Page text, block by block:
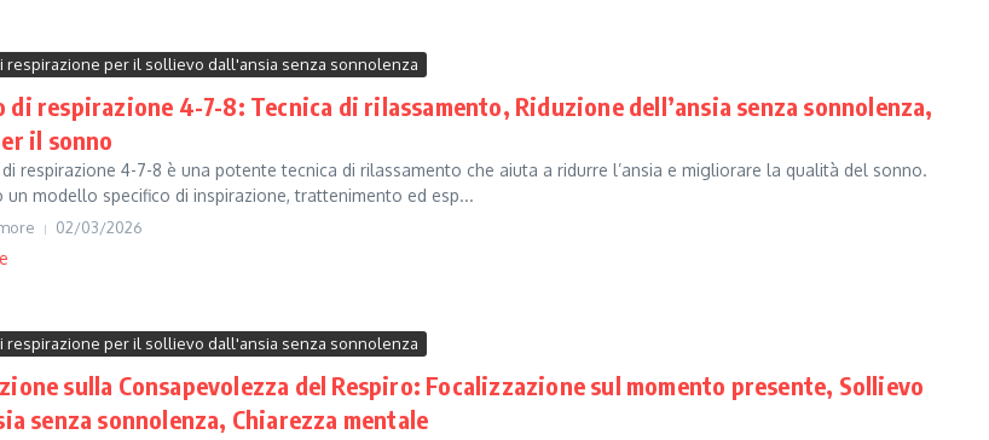
respirazione per il sollievo dall'ansia senza sonnolenza
di respirazione 4-7-8: Tecnica di rilassamento, Riduzione dell’ansia senza sonnolenza,
il sonno
respirazione 4-7-8 è una potente tecnica di rilassamento che aiuta a ridurre l’ansia e migliorare la qualità del sonno.
un modello specifico di inspirazione, trattenimento ed esp...
02/03/2026
respirazione per il sollievo dall'ansia senza sonnolenza
sulla Consapevolezza del Respiro: Focalizzazione sul momento presente, Sollievo
senza sonnolenza, Chiarezza mentale